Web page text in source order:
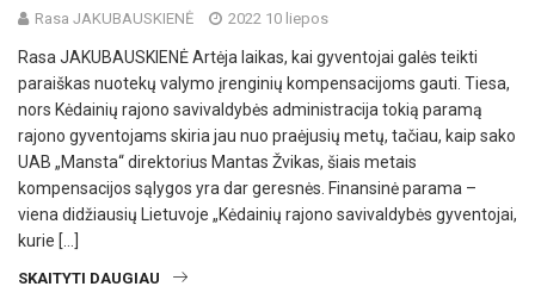
Rasa JAKUBAUSKIENĖ 2022 10 liepos
Rasa JAKUBAUSKIENĖ Artėja laikas, kai gyventojai galės teikti
paraiškas nuotekų valymo įrenginių kompensacijoms gauti. Tiesa,
nors Kėdainių rajono savivaldybės administracija tokią paramą
rajono gyventojams skiria jau nuo praėjusių metų, tačiau, kaip sako
UAB „Mansta“ direktorius Mantas Žvikas, šiais metais
kompensacijos sąlygos yra dar geresnės. Finansinė parama –
viena didžiausių Lietuvoje „Kėdainių rajono savivaldybės gyventojai,
kurie […]
SKAITYTI DAUGIAU